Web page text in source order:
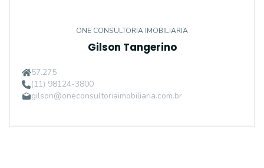
ONE CONSULTORIA IMOBILIARIA
Gilson Tangerino
57.275
(11) 98124-3800
gilson@oneconsultoriaimobiliaria.com.br